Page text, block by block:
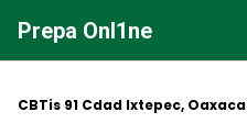
contenido
Prepa Onl1ne
CBTis 91 Cdad Ixtepec, Oaxaca